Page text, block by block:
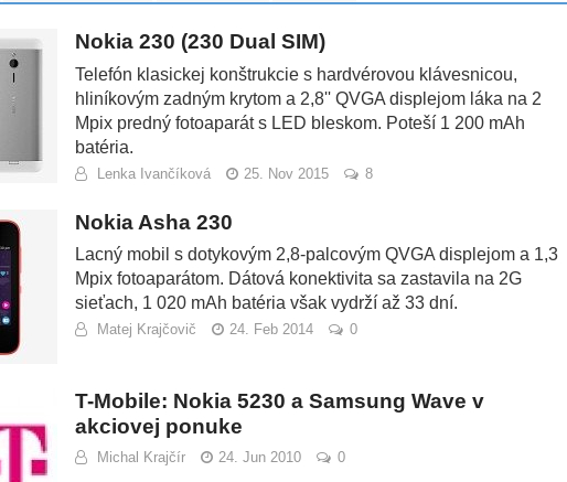
Nokia 230 (230 Dual SIM)
Telefón klasickej konštrukcie s hardvérovou klávesnicou,
hliníkovým zadným krytom a 2,8'' QVGA displejom láka na 2
Mpix predný fotoaparát s LED bleskom. Poteší 1 200 mAh
batéria.
Lenka Ivančíková 25. Nov 2015 8
Nokia Asha 230
Lacný mobil s dotykovým 2,8-palcovým QVGA displejom a 1,3
Mpix fotoaparátom. Dátová konektivita sa zastavila na 2G
sieťach, 1 020 mAh batéria však vydrží až 33 dní.
Matej Krajčovič 24. Feb 2014 0
T-Mobile: Nokia 5230 a Samsung Wave v
akciovej ponuke
Michal Krajčír 24. Jun 2010 0